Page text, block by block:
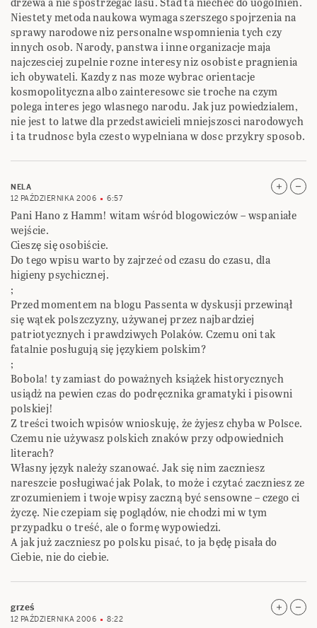
Niestety metoda naukowa wymaga szerszego spojrzenia na
sprawy narodowe niz personalne wspomnienia tych czy
innych osob. Narody, panstwa i inne organizacje maja
najczesciej zupelnie rozne interesy niz osobiste pragnienia
ich obywateli. Kazdy z nas moze wybrac orientacje
kosmopolityczna albo zainteresowc sie troche na czym
polega interes jego wlasnego narodu. Jak juz powiedzialem,
nie jest to latwe dla przedstawicieli mniejszosci narodowych
i ta trudnosc byla czesto wypelniana w dosc przykry sposob.
NELA
12 PAŹDZIERNIKA 2006
6:57
Pani Hano z Hamm! witam wśród blogowiczów – wspaniałe
wejście.
Cieszę się osobiście.
Do tego wpisu warto by zajrzeć od czasu do czasu, dla
higieny psychicznej.
;
Przed momentem na blogu Passenta w dyskusji przewinął
się wątek polszczyzny, używanej przez najbardziej
patriotycznych i prawdziwych Polaków. Czemu oni tak
fatalnie posługują się językiem polskim?
;
Bobola! ty zamiast do poważnych książek historycznych
usiądż na pewien czas do podręcznika gramatyki i pisowni
polskiej!
Z treści twoich wpisów wnioskuję, że żyjesz chyba w Polsce.
Czemu nie używasz polskich znaków przy odpowiednich
literach?
Własny język należy szanować. Jak się nim zaczniesz
nareszcie posługiwać jak Polak, to może i czytać zaczniesz ze
zrozumieniem i twoje wpisy zaczną być sensowne – czego ci
życzę. Nie czepiam się poglądów, nie chodzi mi w tym
przypadku o treść, ale o formę wypowiedzi.
A jak już zaczniesz po polsku pisać, to ja będę pisała do
Ciebie, nie do ciebie.
grześ
12 PAŹDZIERNIKA 2006 8:22